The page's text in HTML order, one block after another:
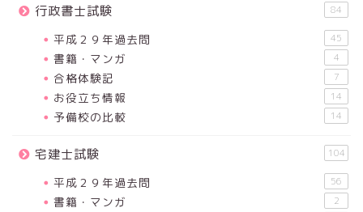
行政書士試験 84
平成２９年過去問 45
書籍・マンガ 4
合格体験記 7
お役立ち情報 14
予備校の比較 14
宅建士試験 104
平成２９年過去問 56
書籍・マンガ 2